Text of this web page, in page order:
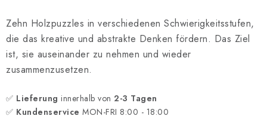
KONTAKT
Kontakt FAQ Über uns
Schachblog
Zehn Holzpuzzles in verschiedenen Schwierigkeitsstufen,
die das kreative und abstrakte Denken fördern. Das Ziel
ist, sie auseinander zu nehmen und wieder
zusammenzusetzen.
✅ Lieferung innerhalb von 2-3 Tagen
✅ Kundenservice MON-FRI 8:00 - 18:00